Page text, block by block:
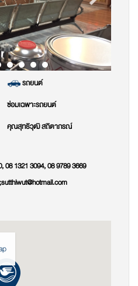
รถยนต์
ซ่อมเฉพาะรถยนต์
คุณสุทธิวุฒิ สถิตาภรณ์
08 1321 3094, 08 9789 3669